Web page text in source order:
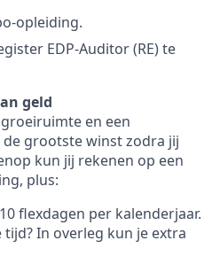
opleiding.
EDP-Auditor (RE) te
geld
en een
grootste winst zodra jij
kun jij rekenen op een
plus:
flexdagen per kalenderjaar.
In overleg kun je extra